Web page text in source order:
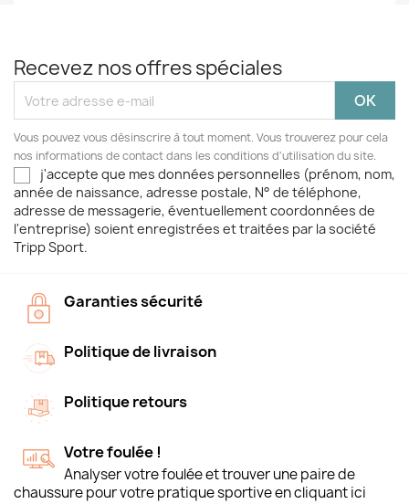
Recevez nos offres spéciales
Vous pouvez vous désinscrire à tout moment. Vous trouverez pour cela
nos informations de contact dans les conditions d'utilisation du site.
j'accepte que mes données personnelles (prénom, nom,
année de naissance, adresse postale, N° de téléphone,
adresse de messagerie, éventuellement coordonnées de
l'entreprise) soient enregistrées et traitées par la société
Tripp Sport.
Garanties sécurité
Politique de livraison
Politique retours
Votre foulée !
Analyser votre foulée et trouver une paire de
chaussure pour votre pratique sportive en cliquant ici